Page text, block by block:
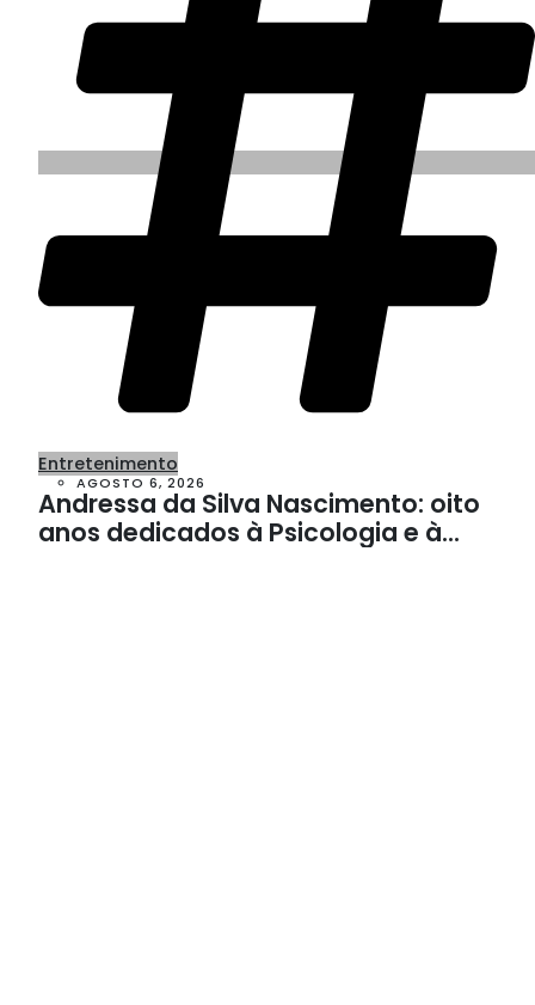
Entretenimento
AGOSTO 6, 2026
Andressa da Silva Nascimento: oito
anos dedicados à Psicologia e à